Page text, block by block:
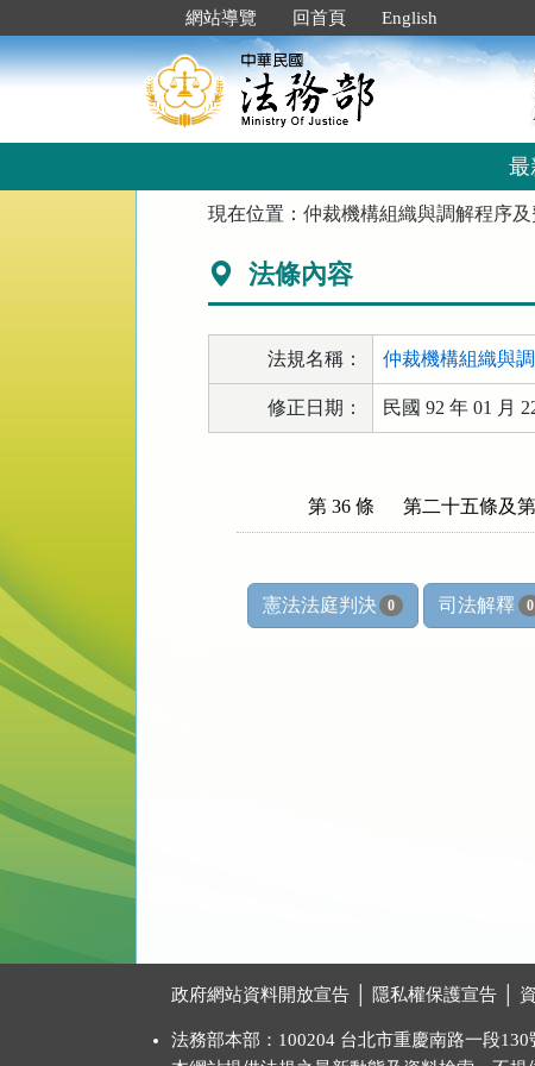
到
主
要
網站導覽 回首頁 English
最
現在位置：仲裁機構組織與調解程序及
法條內容
法規名稱： 仲裁機構組織與
修正日期： 民國 92 年 01 月
第 36 條 第二十五條及
憲法法庭判決 0 司法解釋 0
政府網站資料開放宣告 隱私權保護宣告
法務部本部：100204 台北市重慶南路一段